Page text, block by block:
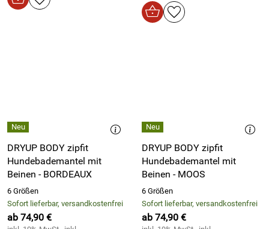
DRYUP BODY zipfit
Hundebademantel mit
Beinen - BORDEAUX
6 Größen
Sofort lieferbar, versandkostenfrei
ab 74,90 €
DRYUP BODY zipfit
Hundebademantel mit
Beinen - MOOS
6 Größen
Sofort lieferbar, versandkostenfrei
ab 74,90 €